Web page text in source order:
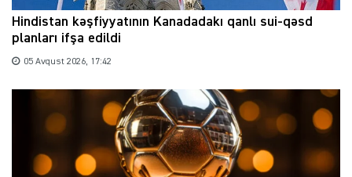
Hindistan kəşfiyyatının Kanadadakı qanlı sui-qəsd
planları ifşa edildi
05 Avqust 2026, 17:42